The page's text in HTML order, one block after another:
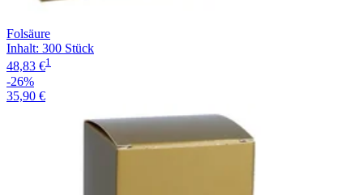
Folsäure
Inhalt: 300 Stück
48,83 €1
-26%
35,90 €